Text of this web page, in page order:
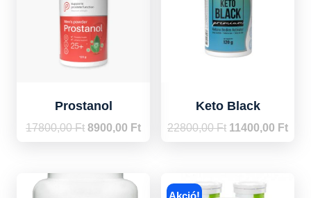
Prostanol
17800,00Ft Original
17800,00 Ft.
8900,00 FtCurrent
Keto Black
22800,00Ft Original
11400,00 Ft
Akció!